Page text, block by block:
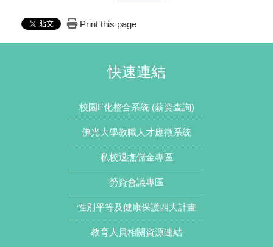
Print this page
快速連結
校園E化整合系統 (薪資查詢)
佛光大學教職人才應徵系統
私校退撫儲金專區
勞資會議專區
性別平等及健康保護四大計畫
教育人員相關資源連結